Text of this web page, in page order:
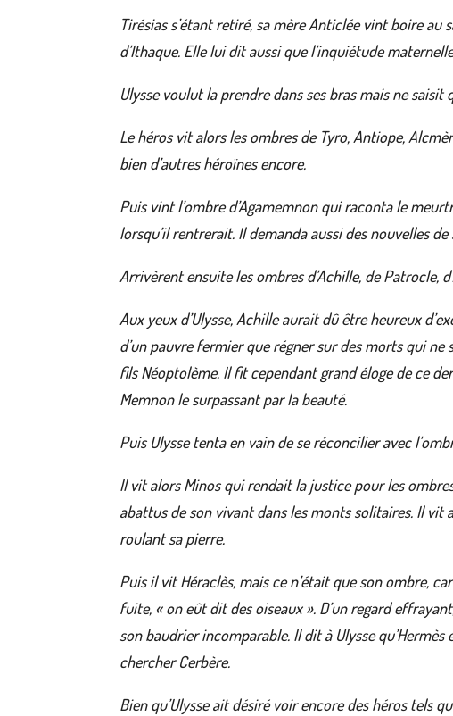
Tirésias s’étant retiré, sa mère Anticlée vint boire
d’Ithaque. Elle lui dit aussi que l’inquiétude
Ulysse voulut la prendre dans ses bras mais ne saisit
Le héros vit alors les ombres de Tyro, Antiope,
bien d’autres héroïnes encore.
Puis vint l’ombre d’Agamemnon qui raconta le
lorsqu’il rentrerait. Il demanda aussi des nouvelles
Arrivèrent ensuite les ombres d’Achille, de Patrocle,
Aux yeux d’Ulysse, Achille aurait dû être heureux
d’un pauvre fermier que régner sur des morts qui
fils Néoptolème. Il fit cependant grand éloge de ce
Memnon le surpassant par la beauté.
Puis Ulysse tenta en vain de se réconcilier avec
Il vit alors Minos qui rendait la justice pour les
abattus de son vivant dans les monts solitaires. Il
roulant sa pierre.
Puis il vit Héraclès, mais ce n’était que son ombre,
fuite, « on eût dit des oiseaux ». D’un regard
son baudrier incomparable. Il dit à Ulysse
chercher Cerbère.
Bien qu’Ulysse ait désiré voir encore des héros tels